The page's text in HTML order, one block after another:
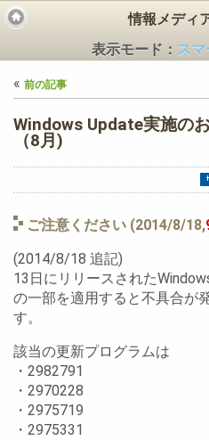
情報メディ
表示モード： ス
« 前の記事
Windows Update実施の
（8月)
ご注意ください (2014/8/18,
(2014/8/18 追記)
13日にリリースされた
の一部を適用すると不具合が
す。
該当の更新プログラムは
・2982791
・2970228
・2975719
・2975331